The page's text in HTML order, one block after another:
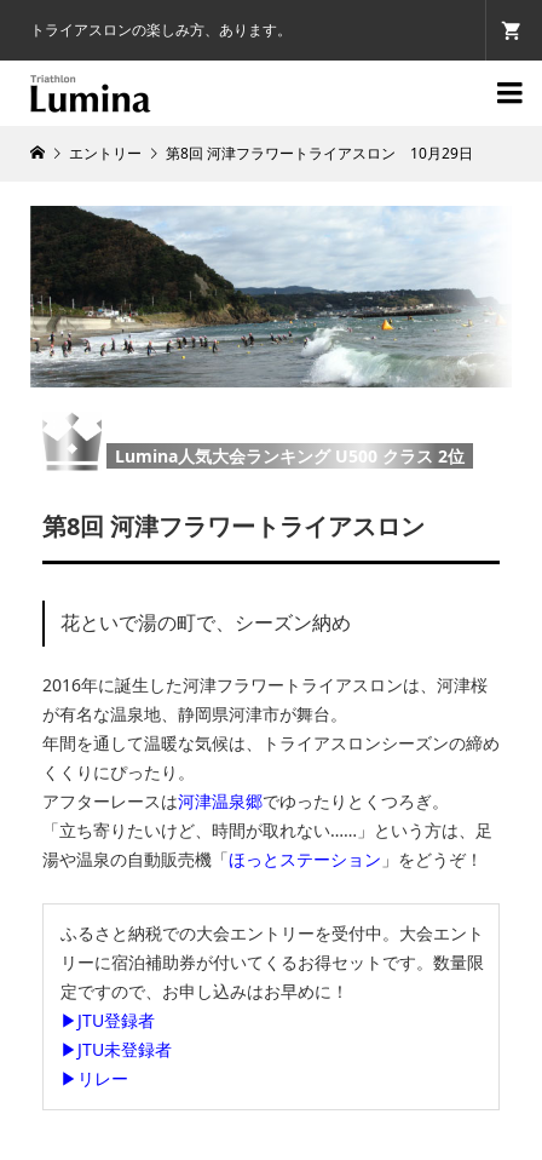
トライアスロンの楽しみ方、あります。

エントリー 第8回 河津フラワートライアスロン 10月29日
Lumina人気大会ランキング U500 クラス 2位
第8回 河津フラワートライアスロン
花といで湯の町で、シーズン納め
2016年に誕生した河津フラワートライアスロンは、河津桜
が有名な温泉地、静岡県河津市が舞台。
年間を通して温暖な気候は、トライアスロンシーズンの締め
くくりにぴったり。
アフターレースは河津温泉郷でゆったりとくつろぎ。
「立ち寄りたいけど、時間が取れない……」という方は、足
湯や温泉の自動販売機「ほっとステーション 」をどうぞ！
ふるさと納税での大会エントリーを受付中。大会エント
リーに宿泊補助券が付いてくるお得セットです。数量限
定ですので、お申し込みはお早めに！
▶JTU登録者
▶JTU未登録者
▶リレー